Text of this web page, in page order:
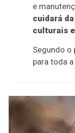
e
cuidará
culturais
Segundo o
para toda